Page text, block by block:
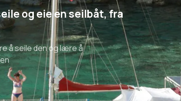
og eie en seilbåt, fra
å seile den og lære å